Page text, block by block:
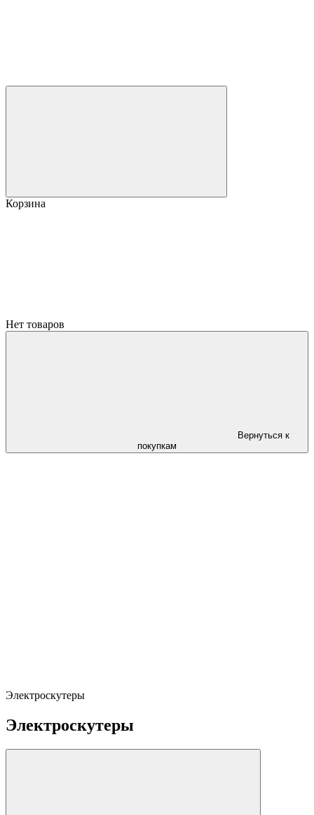
Корзина
Нет товаров
Вернуться к
покупкам
Электроскутеры
Электроскутеры